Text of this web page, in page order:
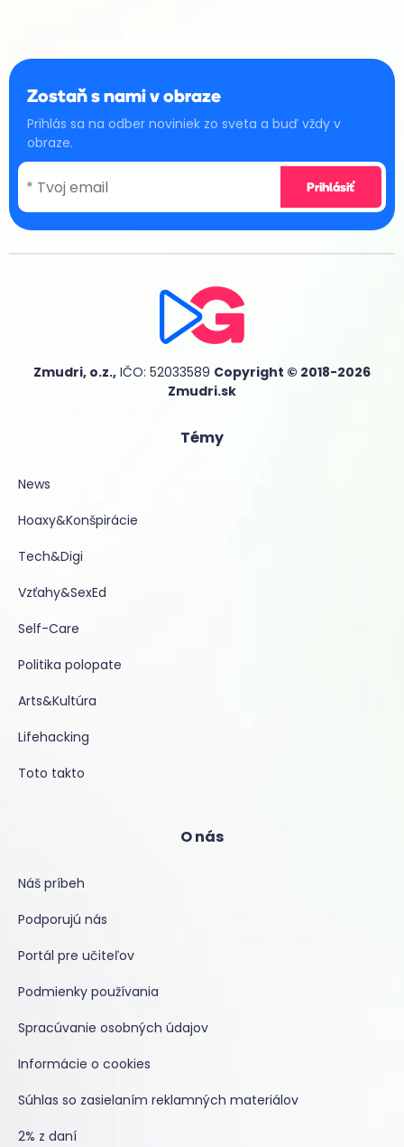
Zostaň s nami v obraze
Prihlás sa na odber noviniek zo sveta a buď vždy v
obraze.
Zmudri, o.z., IČO: 52033589 Copyright © 2018-2026
Zmudri.sk
Témy
News
Hoaxy&Konšpirácie
Tech&Digi
Vzťahy&SexEd
Self-Care
Politika polopate
Arts&Kultúra
Lifehacking
Toto takto
O nás
Náš príbeh
Podporujú nás
Portál pre učiteľov
Podmienky používania
Spracúvanie osobných údajov
Informácie o cookies
Súhlas so zasielaním reklamných materiálov
2% z daní